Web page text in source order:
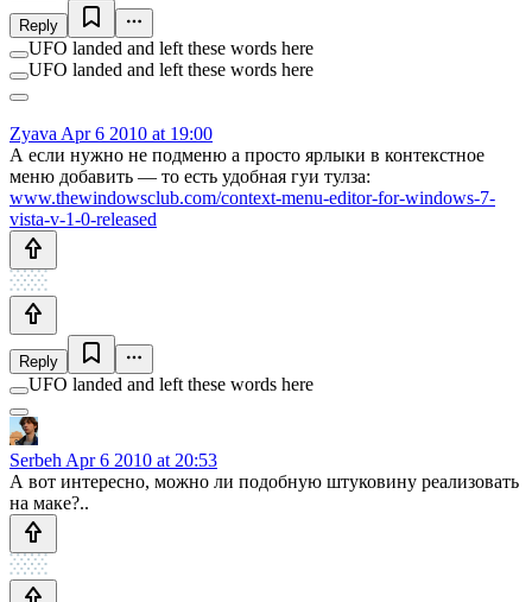
Reply
UFO landed and left these words here
UFO landed and left these words here
Zyava Apr 6 2010 at 19:00
А если нужно не подменю а просто ярлыки в контекстное
меню добавить — то есть удобная гуи тулза:
www.thewindowsclub.com/context-menu-editor-for-windows-7-
vista-v-1-0-released
Reply
UFO landed and left these words here
Serbeh Apr 6 2010 at 20:53
А вот интересно, можно ли подобную штуковину реализовать
на маке?..